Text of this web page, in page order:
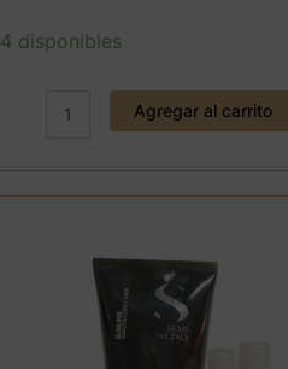
4 disponibles
OFERTA!
Agregar al carrito